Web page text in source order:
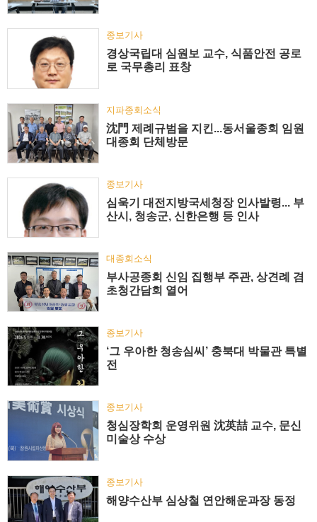
종보기사
경상국립대 심원보 교수, 식품안전 공로
로 국무총리 표창
지파종회소식
沈門 제례규범을 지킨...동서울종회 임원
대종회 단체방문
종보기사
심욱기 대전지방국세청장 인사발령... 부
산시, 청송군, 신한은행 등 인사
대종회소식
부사공종회 신임 집행부 주관, 상견례 겸
초청간담회 열어
종보기사
‘그 우아한 청송심씨’ 충북대 박물관 특별
전
종보기사
청심장학회 운영위원 沈英喆 교수, 문신
미술상 수상
종보기사
해양수산부 심상철 연안해운과장 동정